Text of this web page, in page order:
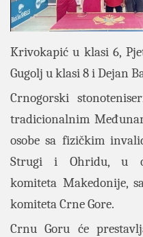
Krivokapić u klasi 6,
Gugolj u klasi 8 i Dejan
Crnogorski
tradicionalnim
osobe sa fizičkim
Strugi i Ohridu, u
komiteta Makedonije,
komiteta Crne Gore.
Crnu Goru će